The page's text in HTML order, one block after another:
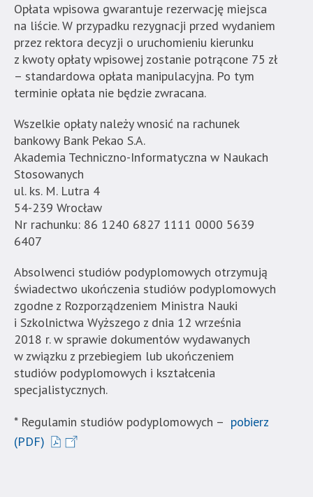
Opłata wpisowa gwarantuje rezerwację miejsca
na liście. W przypadku rezygnacji przed wydaniem
przez rektora decyzji o uruchomieniu kierunku
z kwoty opłaty wpisowej zostanie potrącone 75 zł
– standardowa opłata manipulacyjna. Po tym
terminie opłata nie będzie zwracana.
Wszelkie opłaty należy wnosić na rachunek
bankowy Bank Pekao S.A.
Akademia Techniczno-Informatyczna w Naukach
Stosowanych
ul. ks. M. Lutra 4
54-239 Wrocław
Nr rachunku: 86 1240 6827 1111 0000 5639
6407
Absolwenci studiów podyplomowych otrzymują
świadectwo ukończenia studiów podyplomowych
zgodne z Rozporządzeniem Ministra Nauki
i Szkolnictwa Wyższego z dnia 12 września
2018 r. w sprawie dokumentów wydawanych
w związku z przebiegiem lub ukończeniem
studiów podyplomowych i kształcenia
specjalistycznych.
* Regulamin studiów podyplomowych – pobierz
(PDF)